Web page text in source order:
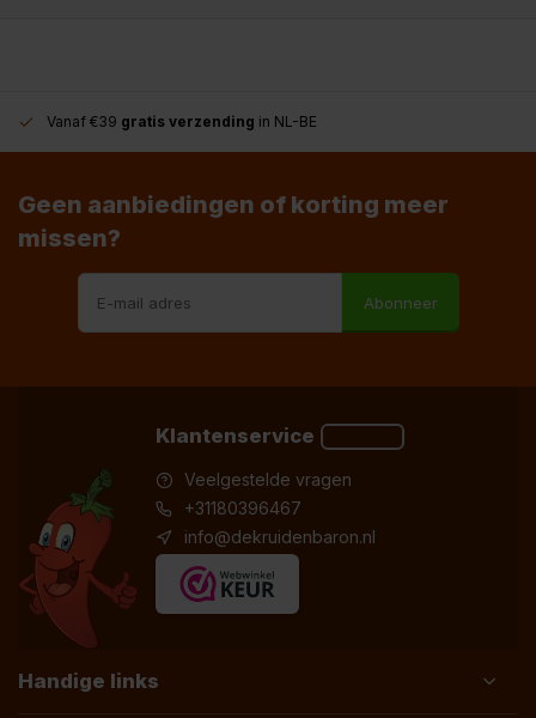
Vanaf €39 gratis verzending in NL-BE
Geen aanbiedingen of korting meer
missen?
Abonneer
Klantenservice
Veelgestelde vragen
+31180396467
info@dekruidenbaron.nl
Handige links